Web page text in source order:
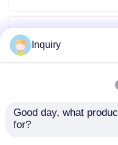
উদ্ধৃতির জন্য আবেদন
Inquiry
Good day, what
for?